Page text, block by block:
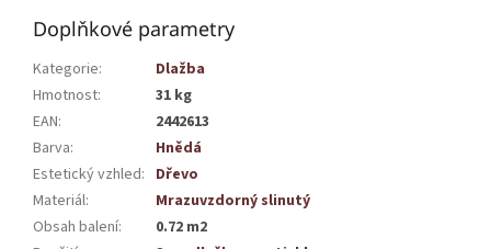
Doplňkové parametry
Kategorie:
Dlažba
Hmotnost:
31 kg
EAN:
2442613
Barva:
Hnědá
Estetický vzhled: Dřevo
Materiál:
Mrazuvzdorný slinutý
Obsah balení:
0.72 m2